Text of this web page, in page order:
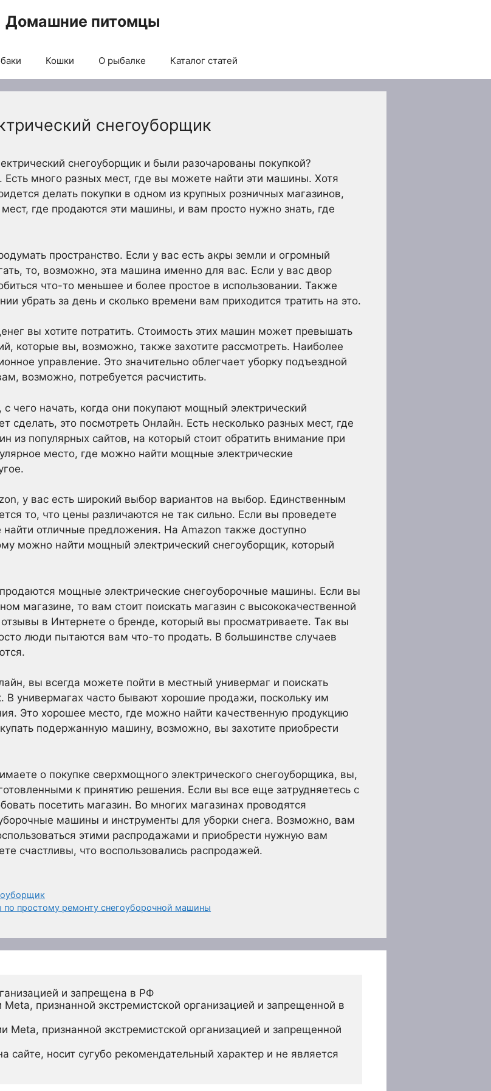
Домашние питомцы
Кошки О рыбалке Каталог статей
снегоуборщик
снегоуборщик и были разочарованы покупкой?
Есть много разных мест, где вы можете найти эти машины. Хотя
делать покупки в одном из крупных розничных магазинов,
где продаются эти машины, и вам просто нужно знать, где
пространство. Если у вас есть акры земли и огромный
то, возможно, эта машина именно для вас. Если у вас двор
что-то меньшее и более простое в использовании. Также
убрать за день и сколько времени вам приходится тратить на это.
вы хотите потратить. Стоимость этих машин может превышать
которые вы, возможно, также захотите рассмотреть. Наиболее
управление. Это значительно облегчает уборку подъездной
возможно, потребуется расчистить.
чего начать, когда они покупают мощный электрический
сделать, это посмотреть Онлайн. Есть несколько разных мест, где
популярных сайтов, на который стоит обратить внимание при
место, где можно найти мощные электрические
у вас есть широкий выбор вариантов на выбор. Единственным
то, что цены различаются не так сильно. Если вы проведете
отличные предложения. На Amazon также доступно
можно найти мощный электрический снегоуборщик, который
мощные электрические снегоуборочные машины. Если вы
магазине, то вам стоит поискать магазин с высококачественной
в Интернете о бренде, который вы просматриваете. Так вы
люди пытаются вам что-то продать. В большинстве случаев
вы всегда можете пойти в местный универмаг и поискать
В универмагах часто бывают хорошие продажи, поскольку им
Это хорошее место, где можно найти качественную продукцию
подержанную машину, возможно, вы захотите приобрести
о покупке сверхмощного электрического снегоуборщика, вы,
к принятию решения. Если вы все еще затрудняетесь с
посетить магазин. Во многих магазинах проводятся
машины и инструменты для уборки снега. Возможно, вам
этими распродажами и приобрести нужную вам
счастливы, что воспользовались распродажей.
простому ремонту снегоуборочной машины
и запрещена в РФ
признанной экстремистской организацией и запрещенной в
признанной экстремистской организацией и запрещенной
носит сугубо рекомендательный характер и не является